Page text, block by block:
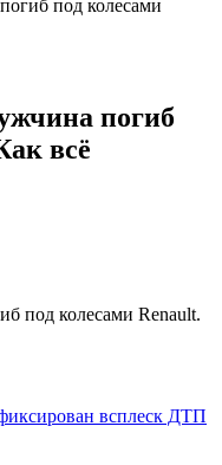
под колесами
погиб
всё
всплеск ДТП